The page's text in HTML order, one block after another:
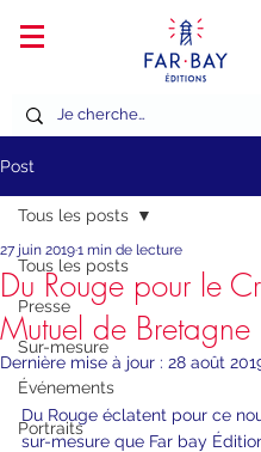
Post
Tous les posts
Presse
Sur-mesure
Événements
Portraits
Tous les posts
Du Rouge pour le
Mutuel de Bretagne
27 juin 20191 min de lecture
Dernière mise à jour : 28 août
Du Rouge éclatent pour ce
sur-mesure que Far bay